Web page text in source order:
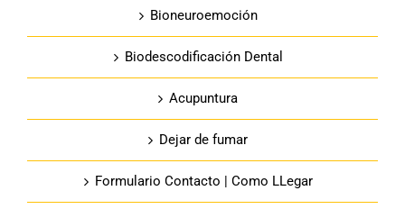
Bioneuroemoción
Biodescodificación Dental
Acupuntura
Dejar de fumar
Formulario Contacto | Como LLegar